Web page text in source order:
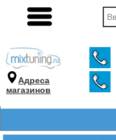
Адреса
магазинов